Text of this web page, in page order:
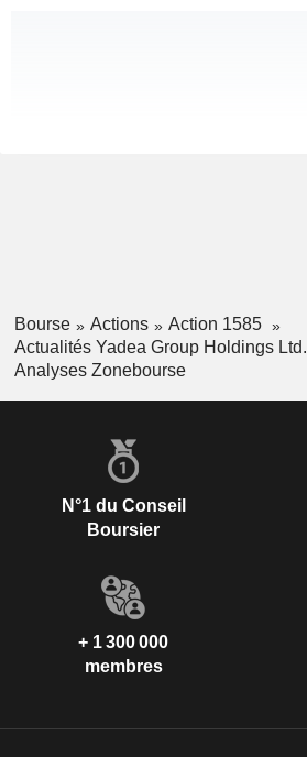
Bourse Actions
Action 1585
Actualités Yadea Group Holdings Ltd.
Analyses Zonebourse
N°1 du Conseil
Boursier
+ 1 300 000
membres